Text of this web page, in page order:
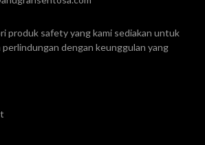
produk safety yang kami sediakan untuk
dengan keunggulan yang